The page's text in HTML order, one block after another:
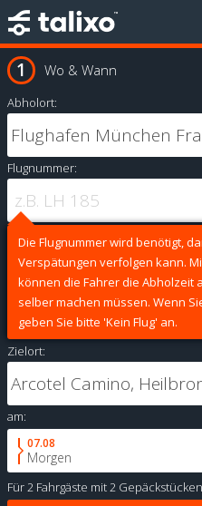
Wo & Wann
Abholort:
Flugnummer:
Die Flugnummer wird benötigt,
Verspätungen verfolgen kann.
können die Fahrer die Abholzeit
selber machen müssen. Wenn
geben Sie bitte 'Kein Flug' an.
Zielort:
am:
07.08
Morgen
Für2 Fahrgäste mit2 Gepäckstücken